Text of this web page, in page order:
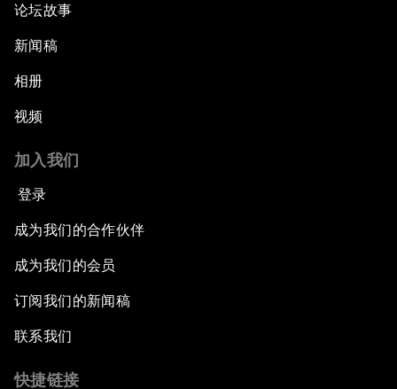
论坛故事
新闻稿
相册
视频
加入我们
登录
成为我们的合作伙伴
成为我们的会员
订阅我们的新闻稿
联系我们
快捷链接